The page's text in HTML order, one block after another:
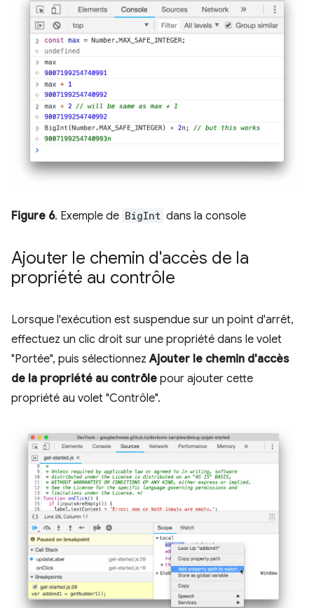
Figure 6. Exemple de BigInt dans la console
Ajouter le chemin d'accès de la
propriété au contrôle
Lorsque l'exécution est suspendue sur un point d'arrêt,
effectuez un clic droit sur une propriété dans le volet
"Portée", puis sélectionnezAjouter le chemin d'accès
de la propriété au contrôle pour ajouter cette
propriété au volet "Contrôle".